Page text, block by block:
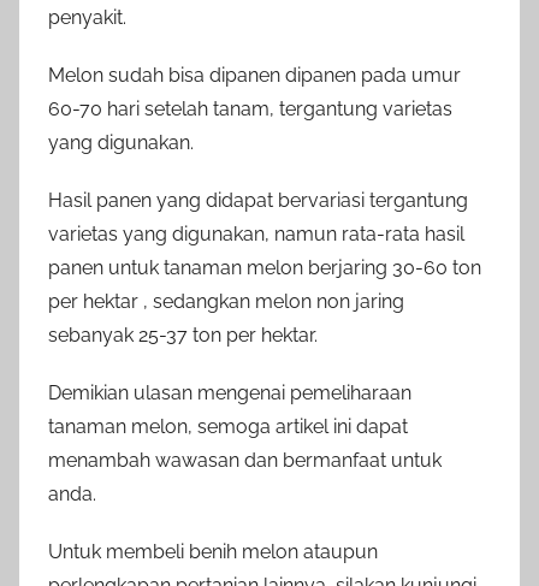
penyakit.
Melon sudah bisa dipanen dipanen pada umur
60-70 hari setelah tanam, tergantung varietas
yang digunakan.
Hasil panen yang didapat bervariasi tergantung
varietas yang digunakan, namun rata-rata hasil
panen untuk tanaman melon berjaring 30-60 ton
per hektar , sedangkan melon non jaring
sebanyak 25-37 ton per hektar.
Demikian ulasan mengenai pemeliharaan
tanaman melon, semoga artikel ini dapat
menambah wawasan dan bermanfaat untuk
anda.
Untuk membeli benih melon ataupun